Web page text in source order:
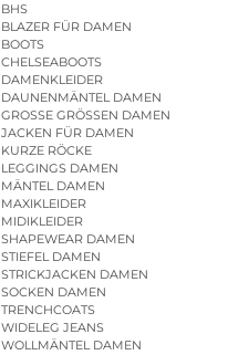
BHS
BLAZER FÜR DAMEN
BOOTS
CHELSEABOOTS
DAMENKLEIDER
DAUNENMÄNTEL DAMEN
GROSSE GRÖSSEN DAMEN
JACKEN FÜR DAMEN
KURZE RÖCKE
LEGGINGS DAMEN
MÄNTEL DAMEN
MAXIKLEIDER
MIDIKLEIDER
SHAPEWEAR DAMEN
STIEFEL DAMEN
STRICKJACKEN DAMEN
SOCKEN DAMEN
TRENCHCOATS
WIDELEG JEANS
WOLLMÄNTEL DAMEN